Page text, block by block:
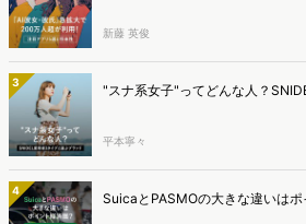
新藤 英俊
3 "スナ系女子"ってどんな人？
平本寧々
4 SuicaとPASMOの大きな違いは